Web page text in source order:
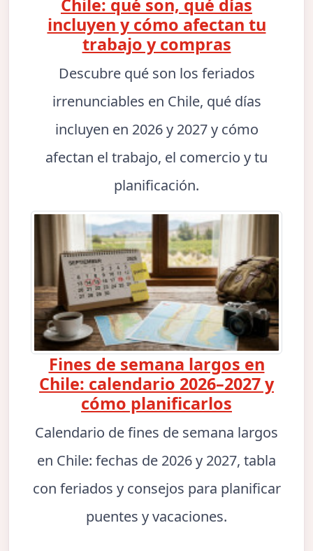
Chile: qué son, qué días
incluyen y cómo afectan tu
trabajo y compras
Descubre qué son los feriados
irrenunciables en Chile, qué días
incluyen en 2026 y 2027 y cómo
afectan el trabajo, el comercio y tu
planificación.
Fines de semana largos en
Chile: calendario 2026–2027 y
cómo planificarlos
Calendario de fines de semana largos
en Chile: fechas de 2026 y 2027, tabla
con feriados y consejos para planificar
puentes y vacaciones.